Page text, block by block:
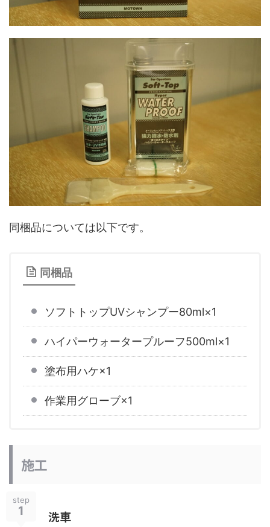
同梱品については以下です。
同梱品
ソフトトップUVシャンプー80ml×1
ハイパーウォータープルーフ500ml×1
塗布用ハケ×1
作業用グローブ×1
施工
step
1 洗車